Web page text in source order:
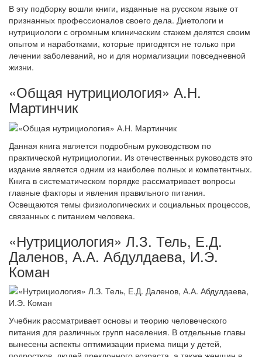
В эту подборку вошли книги, изданные на русском языке от
признанных профессионалов своего дела. Диетологи и
нутрициологи с огромным клиническим стажем делятся своим
опытом и наработками, которые пригодятся не только при
лечении заболеваний, но и для нормализации повседневной
жизни.
«Общая нутрициология» А.Н.
Мартинчик
Данная книга является подробным руководством по
практической нутрициологии. Из отечественных руководств это
издание является одним из наиболее полных и компетентных.
Книга в систематическом порядке рассматривает вопросы
главные факторы и явления правильного питания.
Освещаются темы физиологических и социальных процессов,
связанных с питанием человека.
«Нутрициология» Л.З. Тель, Е.Д.
Даленов, А.А. Абдулдаева, И.Э.
Коман
Учебник рассматривает основы и теорию человеческого
питания для различных групп населения. В отдельные главы
вынесены аспекты оптимизации приема пищи у детей,